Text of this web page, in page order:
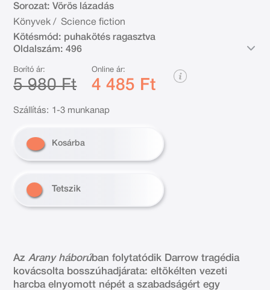
Sorozat: Vörös lázadás
Könyvek /
Science fiction
Kötésmód: puhakötés ragasztva
Oldalszám: 496
Borító ár:
5 980 Ft
Online ár:
4 485 Ft
Szállítás: 1-3 munkanap
Kosárba
Tetszik
AzArany háborúban folytatódik Darrow tragédia
kovácsolta bosszúhadjárata: eltökélten vezeti
harcba elnyomott népét a szabadságért egy